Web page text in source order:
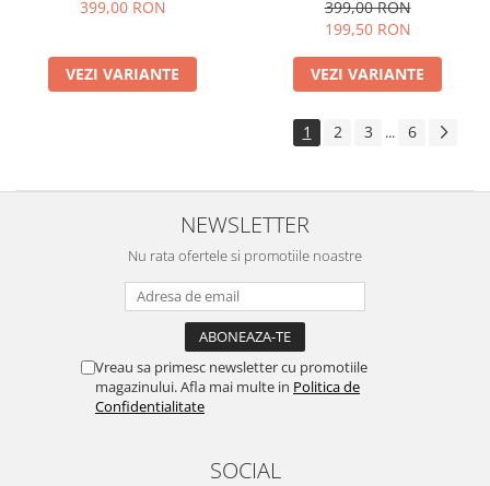
399,00 RON
VEZI VARIANTE
399,00 RON
199,50 RON
VEZI VARIANTE
1 2 3 ... 6
NEWSLETTER
Nu rata ofertele si promotiile noastre
Vreau sa primesc newsletter cu promotiile
magazinului. Afla mai multe in Politica de
Confidentialitate
SOCIAL